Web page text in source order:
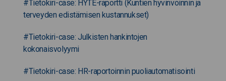
#Tietokiri-case: HYTE-raportti (Kuntien hyvinvoinnin ja
terveyden edistämisen kustannukset)
#Tietokiri-case: Julkisten hankintojen
kokonaisvolyymi
#Tietokiri-case: HR-raportoinnin puoliautomatisointi